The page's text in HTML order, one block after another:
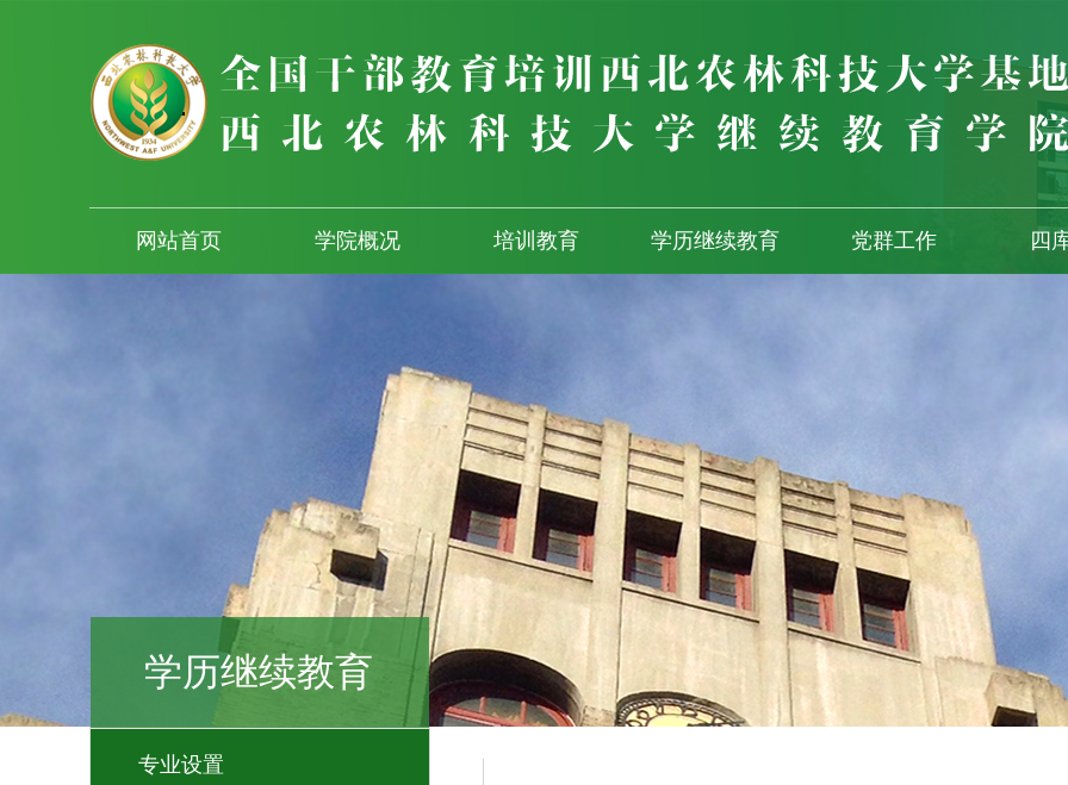
网站首页 学院概况 培训教育 学历继续教育 党群工作 四
学历继续教育
专业设置